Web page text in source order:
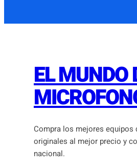
EL MUNDO
Compra los mejores
originales al mejor precio y
nacional.